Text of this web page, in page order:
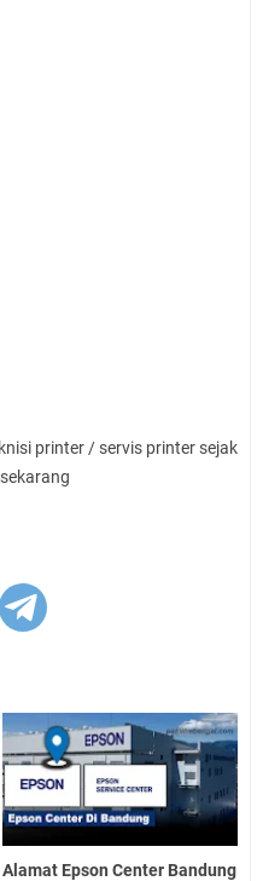
printer / servis printer sejak
Alamat Epson Center Bandung